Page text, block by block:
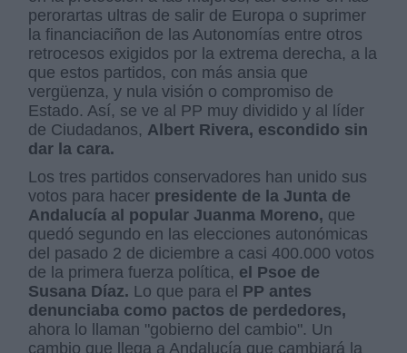
perorartas ultras de salir de Europa o suprimer
la financiaciñon de las Autonomías entre otros
retrocesos exigidos por la extrema derecha, a la
que estos partidos, con más ansia que
vergüenza, y nula visión o compromiso de
Estado. Así, se ve al PP muy dividido y al líder
de Ciudadanos, Albert Rivera, escondido sin
dar la cara.
Los tres partidos conservadores han unido sus
votos para hacer presidente de la Junta de
Andalucía al popular Juanma Moreno, que
quedó segundo en las elecciones autonómicas
del pasado 2 de diciembre a casi 400.000 votos
de la primera fuerza política, el Psoe de
Susana Díaz. Lo que para el PP antes
denunciaba como pactos de perdedores,
ahora lo llaman "gobierno del cambio". Un
cambio que llega a Andalucía que cambiará la